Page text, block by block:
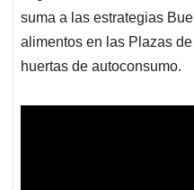
suma a las estrategias
alimentos en las Plazas
huertas de autoconsumo.